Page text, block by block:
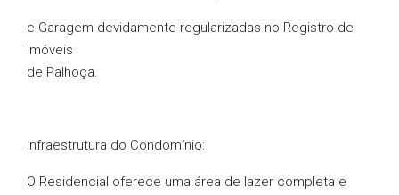
e Garagem devidamente regularizadas no Registro de
Imóveis
de Palhoça.
Infraestrutura do Condomínio:
O Residencial oferece uma área de lazer completa e